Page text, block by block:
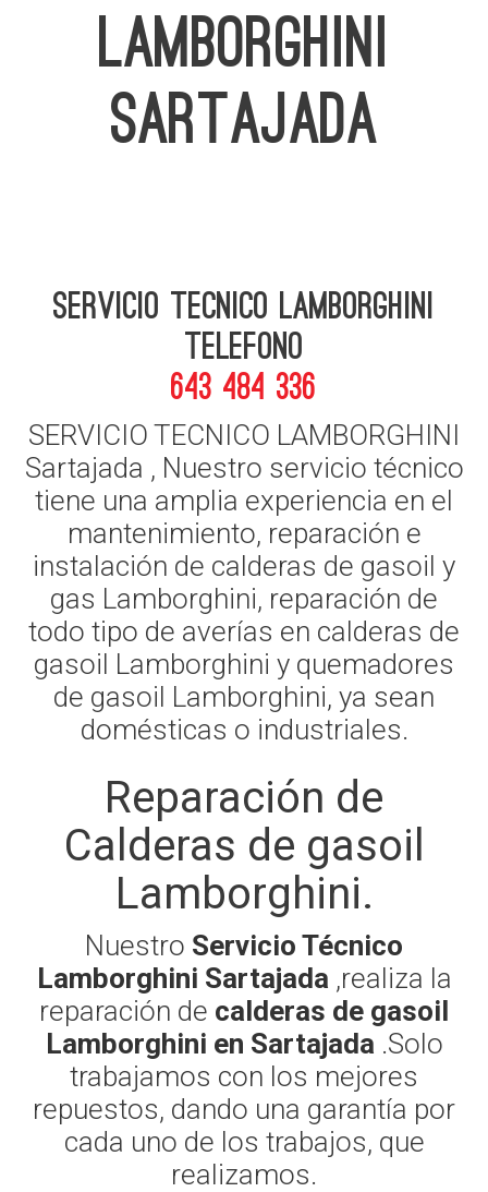
LAMBORGHINI
SARTAJADA
Servicio Tecnico Lamborghini
telefono
643 484 336
SERVICIO TECNICO LAMBORGHINI
Sartajada , Nuestro servicio técnico
tiene una amplia experiencia en el
mantenimiento, reparación e
instalación de calderas de gasoil y
gas Lamborghini, reparación de
todo tipo de averías en calderas de
gasoil Lamborghini y quemadores
de gasoil Lamborghini, ya sean
domésticas o industriales.
Reparación de
Calderas de gasoil
Lamborghini.
Nuestro Servicio Técnico
Lamborghini Sartajada ,realiza la
reparación de calderas de gasoil
Lamborghini en Sartajada .Solo
trabajamos con los mejores
repuestos, dando una garantía por
cada uno de los trabajos, que
realizamos.